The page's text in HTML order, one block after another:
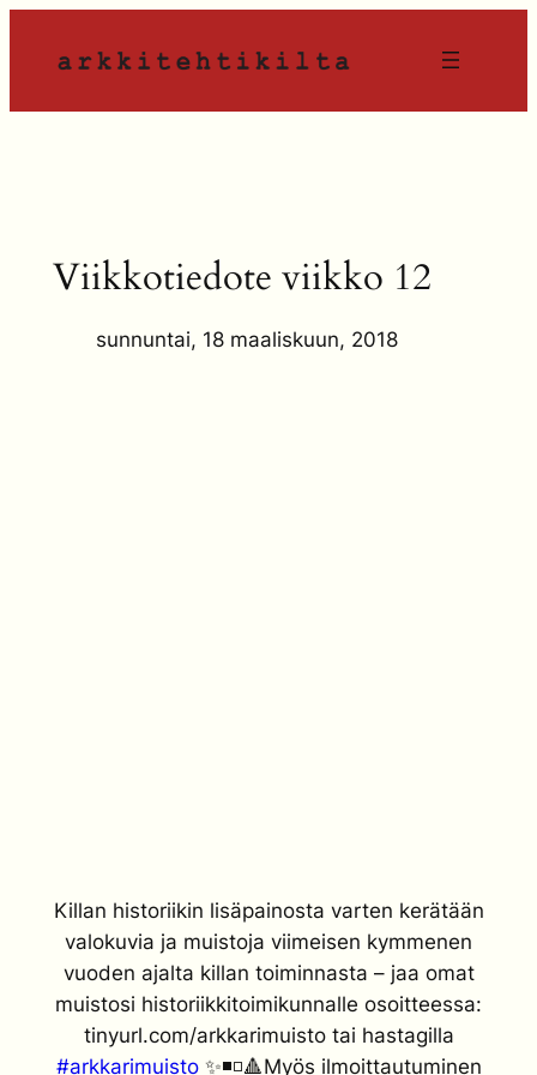
sisältöön
Viikkotiedote viikko 12
sunnuntai, 18 maaliskuun, 2018
Killan historiikin lisäpainosta varten kerätään
valokuvia ja muistoja viimeisen kymmenen
vuoden ajalta killan toiminnasta – jaa omat
muistosi historiikkitoimikunnalle osoitteessa:
tinyurl.com/arkkarimuisto tai hastagilla
#arkkarimuisto✨◾️◽️🔺Myös ilmoittautuminen